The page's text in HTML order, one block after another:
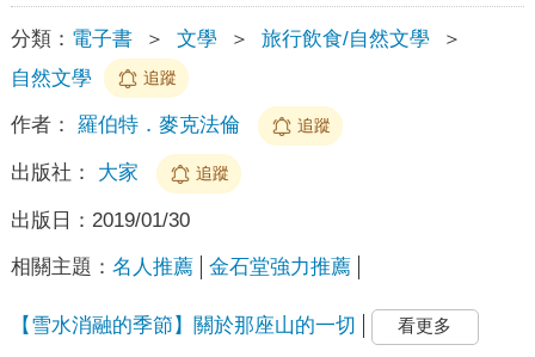
分類： 電子書 ＞ 文學 ＞ 旅行飲食/自然文學
＞
自然文學
追蹤
作者： 羅伯特．麥克法倫 追蹤
出版社： 大家 追蹤
出版日： 2019/01/30
相關主題： 名人推薦 金石堂強力推薦
【雪水消融的季節】關於那座山的一切 看更多